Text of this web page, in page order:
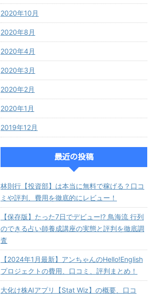
2020年10月
2020年8月
2020年4月
2020年3月
2020年2月
2020年1月
2019年12月
最近の投稿
林則行【投資部】は本当に無料で稼げる？口コ
ミや評判、費用を徹底的にレビュー！
【保存版】たった7日でデビュー!? 鳥海流 行列
のできる占い師養成講座の実態と評判を徹底調
査
【2024年1月最新】アンちゃんのHello!English
プロジェクトの費用、口コミ、評判まとめ！
大化け株AIアプリ【Stat Wiz】の概要、口コ